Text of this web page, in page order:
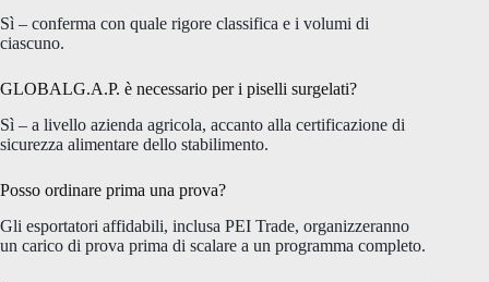
Sì – conferma con quale rigore classifica e i volumi di
ciascuno.
GLOBALG.A.P. è necessario per i piselli surgelati?
Sì – a livello azienda agricola, accanto alla certificazione di
sicurezza alimentare dello stabilimento.
Posso ordinare prima una prova?
Gli esportatori affidabili, inclusa PEI Trade, organizzeranno
un carico di prova prima di scalare a un programma completo.